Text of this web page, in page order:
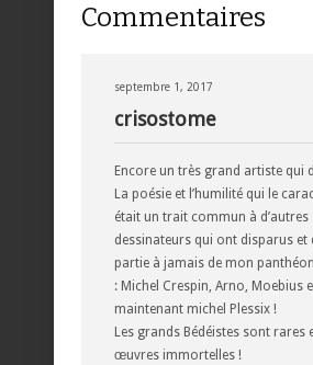
Commentaires
septembre 1, 2017
crisostome
Encore un très grand artiste qui
La poésie et l’humilité qui le
était un trait commun à d’autres
dessinateurs qui ont disparus et
partie à jamais de mon
: Michel Crespin, Arno, Moebius
maintenant michel Plessix !
Les grands Bédéistes sont rares
œuvres immortelles !